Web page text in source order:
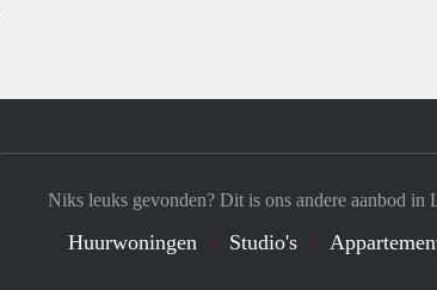
Niks leuks gevonden? Dit is ons andere aanbod in
Huurwoningen Studio's